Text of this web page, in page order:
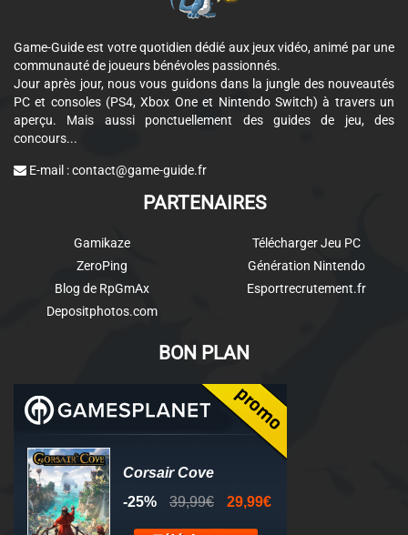
Game-Guide est votre quotidien dédié aux jeux vidéo, animé par une
communauté de joueurs bénévoles passionnés.
Jour après jour, nous vous guidons dans la jungle des nouveautés
PC et consoles (PS4, Xbox One et Nintendo Switch) à travers un
aperçu. Mais aussi ponctuellement des guides de jeu, des
concours...
E-mail :contact@game-guide.fr
PARTENAIRES
Gamikaze
ZeroPing
Blog de RpGmAx
Depositphotos.com
Télécharger Jeu PC
Génération Nintendo
Esportrecrutement.fr
BON PLAN